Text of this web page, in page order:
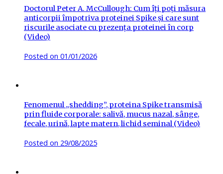
Doctorul Peter A. McCullough: Cum îți poți măsura
anticorpii împotriva proteinei Spike și care sunt
riscurile asociate cu prezența proteinei în corp
(Video)
Posted on 01/01/2026
Fenomenul „shedding”, proteina Spike transmisă
prin fluide corporale: salivă, mucus nazal, sânge,
fecale, urină, lapte matern, lichid seminal (Video)
Posted on 29/08/2025